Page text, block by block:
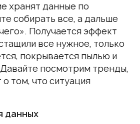
хранят данные по
собирать все, а дальше
Получается эффект
все нужное, только
покрывается пылью и
посмотрим тренды,
том, что ситуация
данных